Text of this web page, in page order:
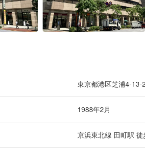
東京都港区芝浦4-13-
1988年2月
京浜東北線 田町駅